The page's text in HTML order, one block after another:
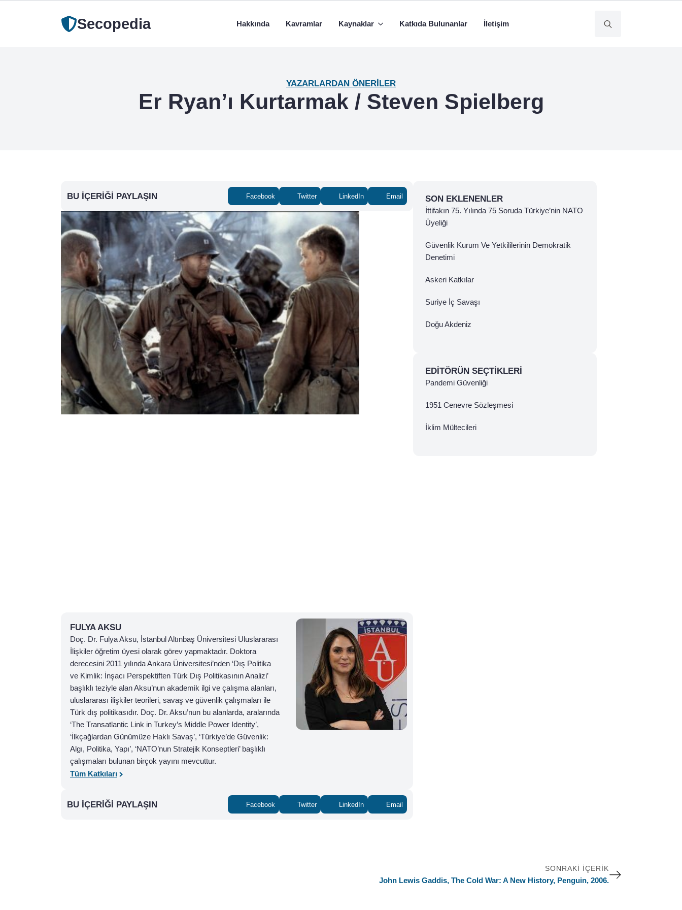
Secopedia Hakkında Kavramlar Kaynaklar Katkıda Bulunanlar İletişim
YAZARLARDAN ÖNERILER
Er Ryan’ı Kurtarmak / Steven Spielberg
BU İÇERIĞI PAYLAŞIN Facebook Twitter LinkedIn Email
FULYA AKSU
Doç. Dr. Fulya Aksu, İstanbul Altınbaş Üniversitesi Uluslararası
İlişkiler öğretim üyesi olarak görev yapmaktadır. Doktora
derecesini 2011 yılında Ankara Üniversitesi’nden ‘Dış Politika
ve Kimlik: İnşacı Perspektiften Türk Dış Politikasının Analizi’
başlıklı teziyle alan Aksu’nun akademik ilgi ve çalışma alanları,
uluslararası ilişkiler teorileri, savaş ve güvenlik çalışmaları ile
Türk dış politikasıdır. Doç. Dr. Aksu’nun bu alanlarda, aralarında
‘The Transatlantic Link in Turkey’s Middle Power Identity’,
‘İlkçağlardan Günümüze Haklı Savaş’, ‘Türkiye’de Güvenlik:
Algı, Politika, Yapı’, ‘NATO’nun Stratejik Konseptleri’ başlıklı
çalışmaları bulunan birçok yayını mevcuttur.
Tüm Katkıları
BU İÇERIĞI PAYLAŞIN Facebook Twitter LinkedIn Email
SON EKLENENLER
İttifakın 75. Yılında 75 Soruda Türkiye’nin NATO
Üyeliği
Güvenlik Kurum Ve Yetkililerinin Demokratik
Denetimi
Askeri Katkılar
Suriye İç Savaşı
Doğu Akdeniz
EDITÖRÜN SEÇTIKLERI
Pandemi Güvenliği
1951 Cenevre Sözleşmesi
İklim Mültecileri
SONRAKI İÇERIK
John Lewis Gaddis, The Cold War: A New History, Penguin, 2006.